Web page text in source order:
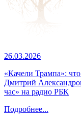
26.03.2026
«Качели Трампа»:
Дмитрий
час» на радио РБК
Подробнее...